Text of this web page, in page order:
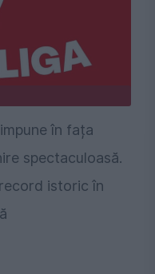
în fața
spectaculoasă.
istoric în